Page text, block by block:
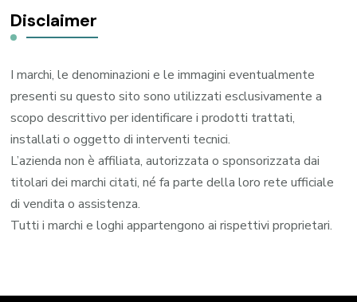
Disclaimer
I marchi, le denominazioni e le immagini eventualmente
presenti su questo sito sono utilizzati esclusivamente a
scopo descrittivo per identificare i prodotti trattati,
installati o oggetto di interventi tecnici.
L’azienda non è affiliata, autorizzata o sponsorizzata dai
titolari dei marchi citati, né fa parte della loro rete ufficiale
di vendita o assistenza.
Tutti i marchi e loghi appartengono ai rispettivi proprietari.